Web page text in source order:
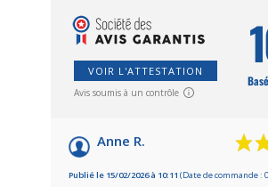
VOIR L'ATTESTATION
Avis soumis à un contrôle
Anne R.
Publié le 15/02/2026 à 10:11 (Date de commande :